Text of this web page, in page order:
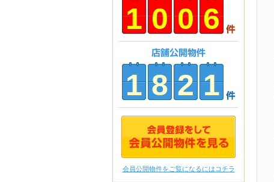
1 0 0 6
1 8 2 1
会員公開物件をご覧になるにはコチラ